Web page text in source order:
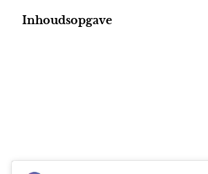
Inhoudsopgave